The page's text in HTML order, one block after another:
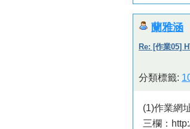
蘭雅涵
Re: [作業05]
分類標籤:
(1)作業網
三欄：